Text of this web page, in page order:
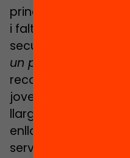
principals
i falta d’empatia
secundària. En el
un país que no
recollit sentències
joves i les seves
llarg de la seva vida,
enlloc”, “és una
serveix per estudiar”.